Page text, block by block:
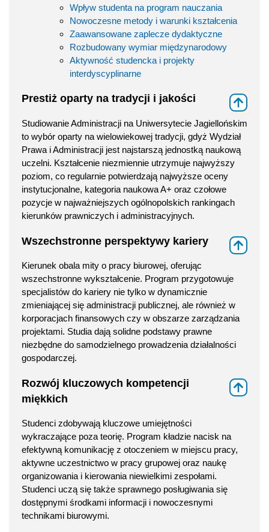
Wpływ studenta na program nauczania
Nowoczesne metody i warunki kształcenia
Zaawansowane zaplecze dydaktyczne
Rozbudowany wymiar międzynarodowy
Aktywność studencka i projekty
interdyscyplinarne
Prestiż oparty na tradycji i jakości
Studiowanie Administracji na Uniwersytecie Jagiellońskim
to wybór oparty na wielowiekowej tradycji, gdyż Wydział
Prawa i Administracji jest najstarszą jednostką naukową
uczelni. Kształcenie niezmiennie utrzymuje najwyższy
poziom, co regularnie potwierdzają najwyższe oceny
instytucjonalne, kategoria naukowa A+ oraz czołowe
pozycje w najważniejszych ogólnopolskich rankingach
kierunków prawniczych i administracyjnych.
Wszechstronne perspektywy kariery
Kierunek obala mity o pracy biurowej, oferując
wszechstronne wykształcenie. Program przygotowuje
specjalistów do kariery nie tylko w dynamicznie
zmieniającej się administracji publicznej, ale również w
korporacjach finansowych czy w obszarze zarządzania
projektami. Studia dają solidne podstawy prawne
niezbędne do samodzielnego prowadzenia działalności
gospodarczej.
Rozwój kluczowych kompetencji
miękkich
Studenci zdobywają kluczowe umiejętności
wykraczające poza teorię. Program kładzie nacisk na
efektywną komunikację z otoczeniem w miejscu pracy,
aktywne uczestnictwo w pracy grupowej oraz naukę
organizowania i kierowania niewielkimi zespołami.
Studenci uczą się także sprawnego posługiwania się
dostępnymi środkami informacji i nowoczesnymi
technikami biurowymi.